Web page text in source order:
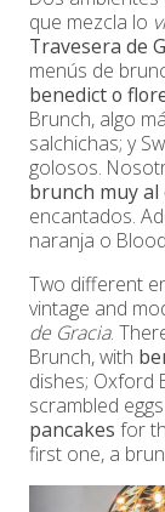
que mezcla lo
Travesera de
menús de
benedict o
Brunch, algo
salchichas; y
golosos.
brunch muy
encantados.
naranja o
Two different
vintage and
de Gracia.
Brunch, with
dishes; Oxford
scrambled
pancakes for
first one, a